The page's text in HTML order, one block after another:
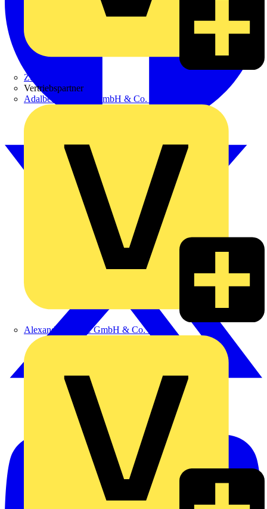
Zumtobel
Vertriebspartner
Adalbert Zajadacz GmbH & Co. KG
Alexander Bürkle GmbH & Co. KG